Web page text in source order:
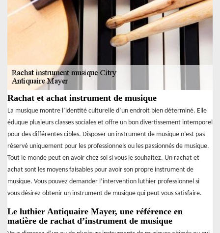
Rachat et achat instrument de musique
La musique montre l’identité culturelle d’un endroit bien déterminé. Elle
éduque plusieurs classes sociales et offre un bon divertissement intemporel
pour des différentes cibles. Disposer un instrument de musique n’est pas
réservé uniquement pour les professionnels ou les passionnés de musique.
Tout le monde peut en avoir chez soi si vous le souhaitez. Un rachat et
achat sont les moyens faisables pour avoir son propre instrument de
musique. Vous pouvez demander l’intervention luthier professionnel si
vous désirez obtenir un instrument de musique qui peut vous satisfaire.
Le luthier Antiquaire Mayer, une référence en
matière de rachat d’instrument de musique